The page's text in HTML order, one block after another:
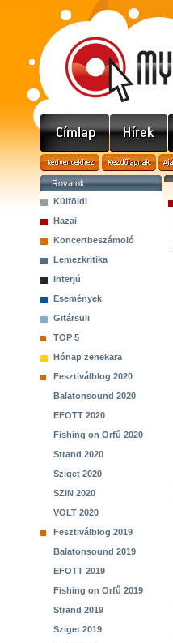
Rovatok
Külföldi
Hazai
Koncertbeszámoló
Lemezkritika
Interjú
Események
Gitársuli
TOP 5
Hónap zenekara
Fesztiválblog 2020
Balatonsound 2020
EFOTT 2020
Fishing on Orfű 2020
Strand 2020
Sziget 2020
SZIN 2020
VOLT 2020
Fesztiválblog 2019
Balatonsound 2019
EFOTT 2019
Fishing on Orfű 2019
Strand 2019
Sziget 2019